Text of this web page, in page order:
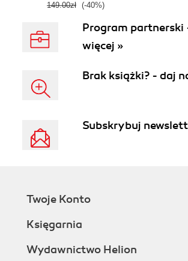
149.00zł (-40%)
Program partnerski
więcej »
Brak książki? - daj
Subskrybuj
Twoje Konto
Księgarnia
Wydawnictwo Helion